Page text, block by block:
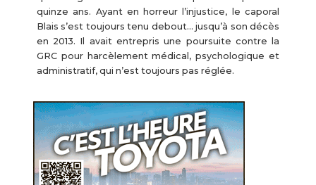
quinze ans. Ayant en horreur l’injustice, le caporal
Blais s’est toujours tenu debout… jusqu’à son décès
en 2013. Il avait entrepris une poursuite contre la
GRC pour harcèlement médical, psychologique et
administratif, qui n’est toujours pas réglée.